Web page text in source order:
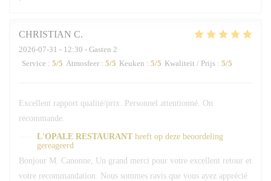
CHRISTIAN C
2026-07-31 - 12:30 - Gasten 2
Service : 5/5 Atmosfeer : 5/5 Keuken : 5/5 Kwaliteit / Prijs : 5/5
Excellent rapport qualité/prix. Personnel attentionné. On
recommande.
L'OPALE RESTAURANT heeft op deze beoordeling
gereageerd
Bonjour M. Canonne, Un grand merci pour votre excellent retour et
votre recommandation. Nous sommes ravis que vous ayez apprécié